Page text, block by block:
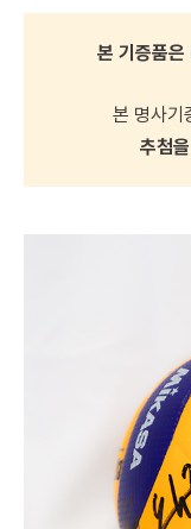
본 기증품
본 명사기
추첨